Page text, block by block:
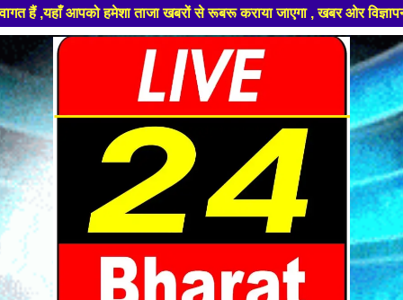
हमेशा ताजा खबरों से रूबरू कराया जाएगा , खबर ओर विज्ञापन के लिए
to
content